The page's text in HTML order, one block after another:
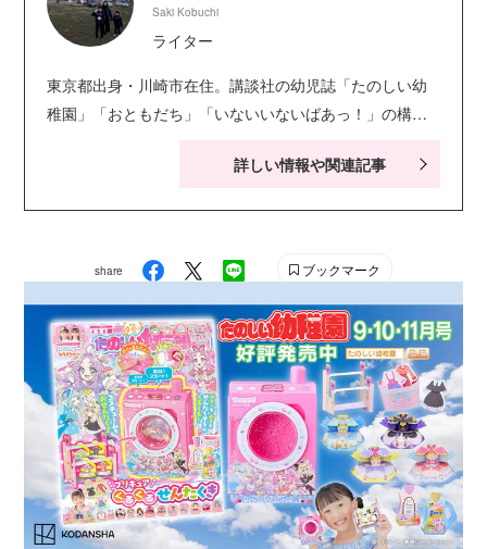
Saki Kobuchi
ライター
東京都出身・川崎市在住。講談社の幼児誌「たのしい幼
稚園」「おともだち」「いないいないばあっ！」の構
ック・知育ドリルなども手がける。現在小学生の娘２人
詳しい情報や関連記事
share ブックマーク